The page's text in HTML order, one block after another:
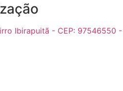
Ibirapuitã - CEP: 97546550 -